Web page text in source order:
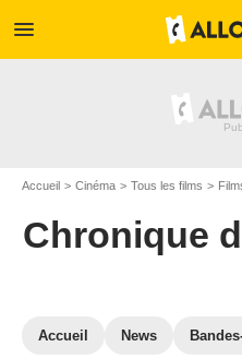
menu
Accueil Cinéma Tous les films
Chronique
Accueil News